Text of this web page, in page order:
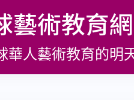
藝術教育網
華人藝術教育的明